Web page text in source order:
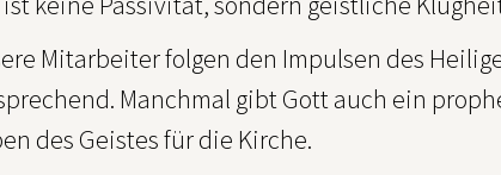
Mitarbeiter folgen den Impulsen des
Manchmal gibt Gott auch ein
des Geistes für die Kirche.